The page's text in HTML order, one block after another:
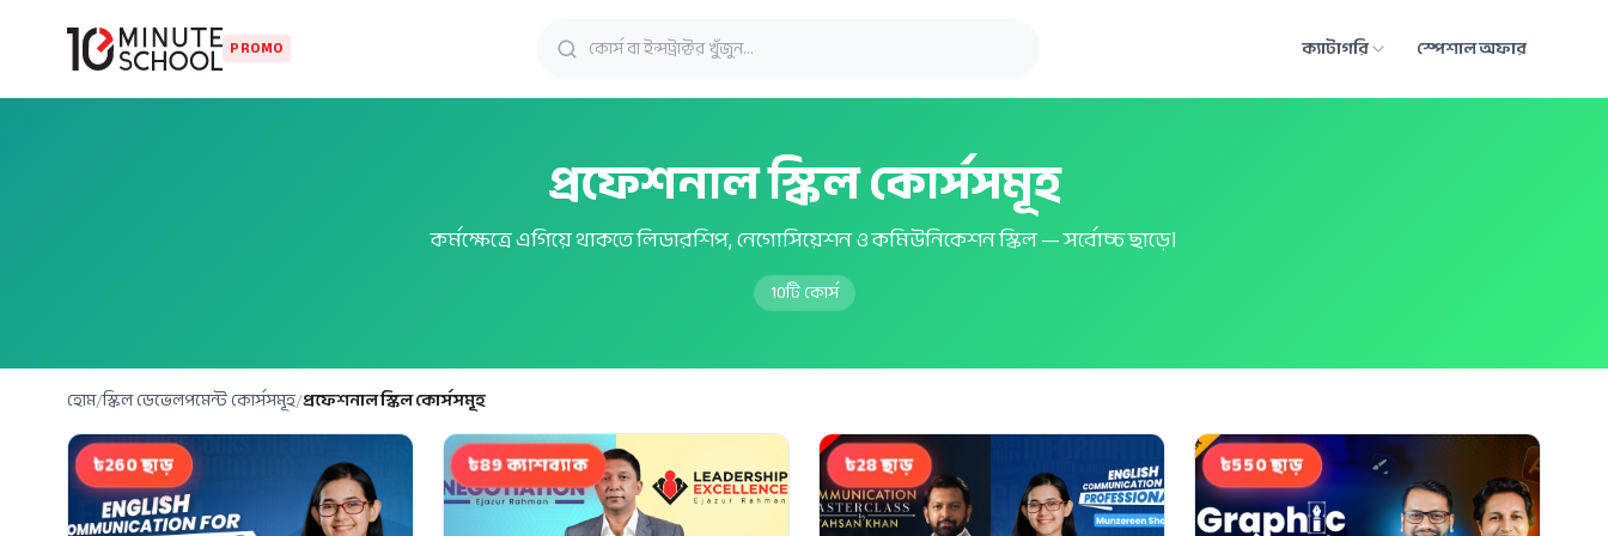
PROMO ক্যাটাগরি স্পেশাল অফার
প্রফেশনাল স্কিল কোর্সসমূহ
কর্মক্ষেত্রে এগিয়ে থাকতে লিডারশিপ, নেগোসিয়েশন ও কমিউনিকেশন স্কিল — সর্বোচ্চ ছাড়ে।
10টি কোর্স
হোম/স্কিল ডেভেলপমেন্ট কোর্সসমূহ/প্রফেশনাল স্কিল কোর্সসমূহ
৳260 ছাড় ৳89 ক্যাশব্যাক ৳28 ছাড় ৳550 ছাড়